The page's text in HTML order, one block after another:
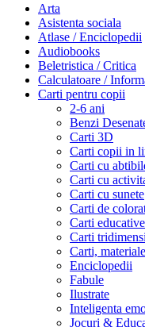
Arta
Asistenta sociala
Atlase / Enciclopedii
Audiobooks
Beletristica / Critica
Calculatoare /
Carti pentru copii
2-6 ani
Benzi
Carti 3D
Carti copii in
Carti cu
Carti cu
Carti cu sunete
Carti de
Carti educative
Carti
Carti,
Enciclopedii
Fabule
Ilustrate
Inteligenta
Jocuri &